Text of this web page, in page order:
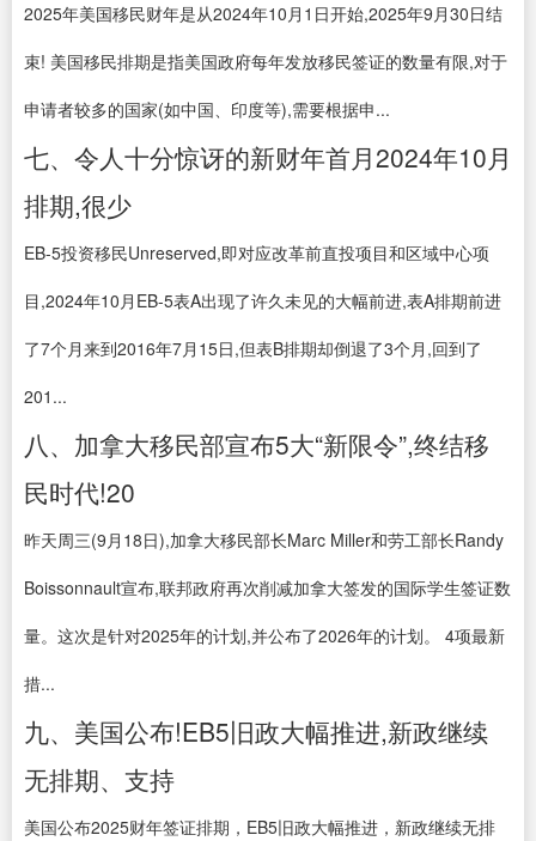
2025年美国移民财年是从2024年10月1日开始,2025年9月30日结
束! 美国移民排期是指美国政府每年发放移民签证的数量有限,对于
申请者较多的国家(如中国、印度等),需要根据申...
七、令人十分惊讶的新财年首月2024年10月
排期,很少
EB-5投资移民Unreserved,即对应改革前直投项目和区域中心项
目,2024年10月EB-5表A出现了许久未见的大幅前进,表A排期前进
了7个月来到2016年7月15日,但表B排期却倒退了3个月,回到了
201...
八、加拿大移民部宣布5大“新限令”,终结移
民时代!20
昨天周三(9月18日),加拿大移民部长Marc Miller和劳工部长Randy
Boissonnault宣布,联邦政府再次削减加拿大签发的国际学生签证数
量。这次是针对2025年的计划,并公布了2026年的计划。 4项最新
措...
九、美国公布!EB5旧政大幅推进,新政继续
无排期、支持
美国公布2025财年签证排期，EB5旧政大幅推进，新政继续无排